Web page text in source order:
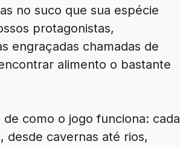
no suco que sua espécie
protagonistas,
engraçadas chamadas de
alimento o bastante
como o jogo funciona: cada
desde cavernas até rios,